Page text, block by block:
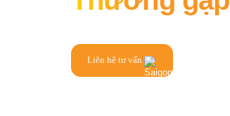
Liên hệ tư vấn